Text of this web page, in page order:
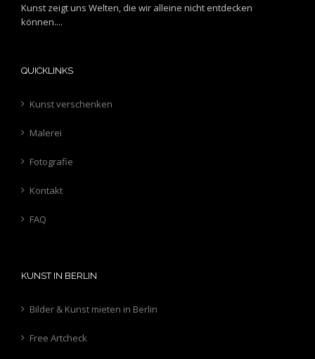
Kunst zeigt uns Welten, die wir alleine nicht entdecken
können....
QUICKLINKS
Kunst verschenken
Malerei
Fotografie
Kontakt
FAQ
KUNST IN BERLIN
Bilder & Kunst mieten in Berlin
Free Artcheck